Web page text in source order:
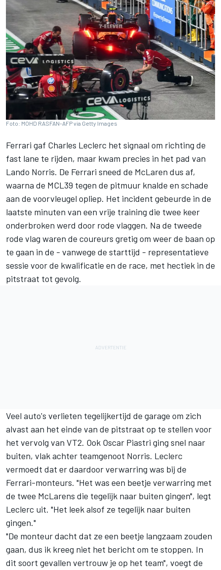
Foto: MOHD RASFAN-AFP via Getty Images
Ferrari gaf Charles Leclerc het signaal om richting de
fast lane te rijden, maar kwam precies in het pad van
Lando Norris. De Ferrari sneed de McLaren dus af,
waarna de MCL39 tegen de pitmuur knalde en schade
aan de voorvleugel opliep. Het incident gebeurde in de
laatste minuten van een vrije training die twee keer
onderbroken werd door rode vlaggen. Na de tweede
rode vlag waren de coureurs gretig om weer de baan op
te gaan in de - vanwege de starttijd - representatieve
sessie voor de kwalificatie en de race, met hectiek in de
pitstraat tot gevolg.
Veel auto's verlieten tegelijkertijd de garage om zich
alvast aan het einde van de pitstraat op te stellen voor
het vervolg van VT2. Ook Oscar Piastri ging snel naar
buiten, vlak achter teamgenoot Norris. Leclerc
vermoedt dat er daardoor verwarring was bij de
Ferrari-monteurs. "Het was een beetje verwarring met
de twee McLarens die tegelijk naar buiten gingen", legt
Leclerc uit. "Het leek alsof ze tegelijk naar buiten
gingen."
"De monteur dacht dat ze een beetje langzaam zouden
gaan, dus ik kreeg niet het bericht om te stoppen. In
dit soort gevallen vertrouw je op het team", voegt de